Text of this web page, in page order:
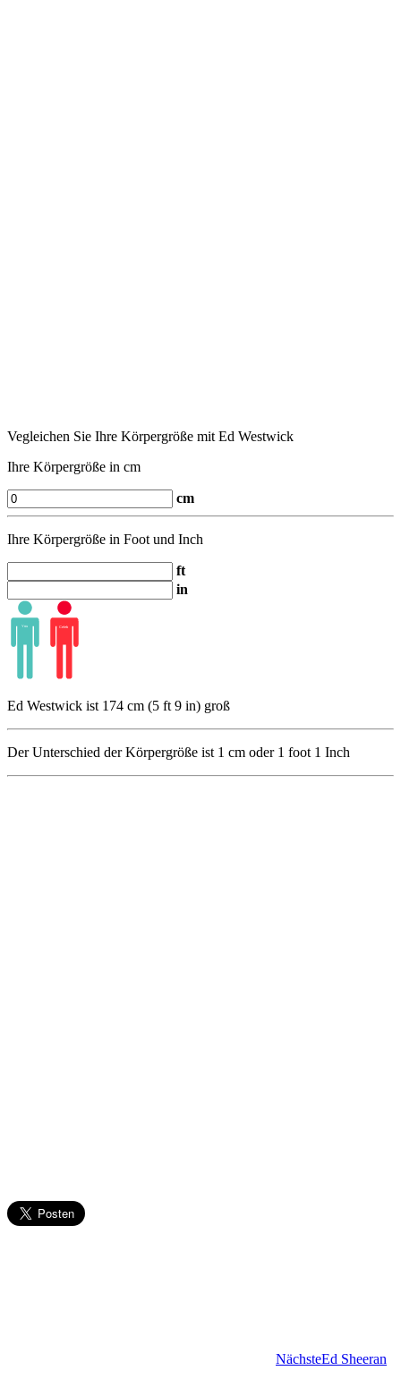
Vegleichen Sie Ihre Körpergröße mit Ed Westwick
Ihre Körpergröße in cm
cm
Ihre Körpergröße in Foot und Inch
ft
in
Ed Westwick ist 174 cm (5 ft 9 in) groß
Der Unterschied der Körpergröße ist 1 cm oder 1 foot 1 Inch
NächsteEd Sheeran